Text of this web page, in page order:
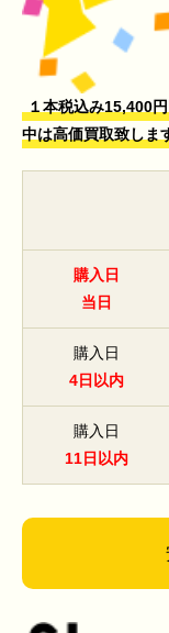
１本税込み15,400
中は高価買取致しま
購入日
当日
購入日
4日以内
購入日
11日以内